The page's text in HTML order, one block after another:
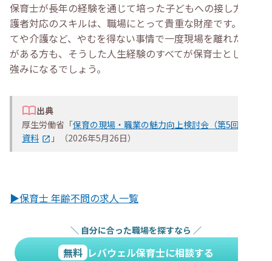
保育士が長年の経験を通じて培った子どもへの接し方や保
護者対応のスキルは、職場にとって貴重な財産です。子育
てや介護など、やむを得ない事情で一度現場を離れた経験
がある方も、そうした人生経験のすべてが保育士としての
強みになるでしょう。
出典
厚生労働省「保育の現場・職業の魅力向上検討会（第5回）
資料
」（2026年5月26日）
▶保育士 年齢不問の求人一覧
＼ 自分に合った職場を探すなら ／
無料 レバウェル保育士に相談する